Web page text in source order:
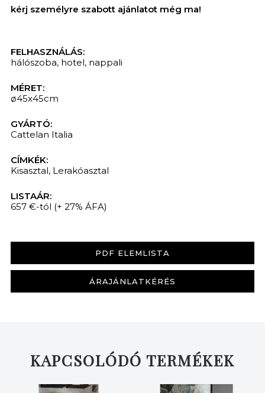
kérj személyre szabott ajánlatot még ma!
FELHASZNÁLÁS:
hálószoba, hotel, nappali
MÉRET:
ø45x45cm
GYÁRTÓ:
Cattelan Italia
CÍMKÉK:
Kisasztal, Lerakóasztal
LISTAÁR:
657 €-tól (+ 27% ÁFA)
PDF ELEMLISTA
ÁRAJÁNLATKÉRÉS
KAPCSOLÓDÓ TERMÉKEK